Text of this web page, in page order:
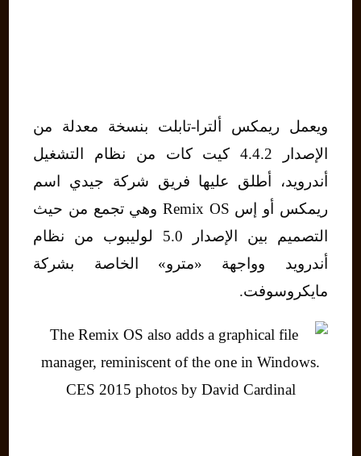
ويعمل ريمكس ألترا-تابلت بنسخة معدلة من
الإصدار 4.4.2 كيت كات من نظام التشغيل
أندرويد، أطلق عليها فريق شركة جيدي اسم
ريمكس أو إس Remix OS وهي تجمع من حيث
التصميم بين الإصدار 5.0 لوليبوب من نظام
أندرويد وواجهة «مترو» الخاصة بشركة
مايكروسوفت.